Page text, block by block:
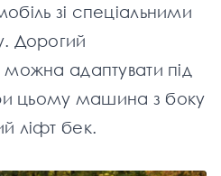
зі спеціальними
Дорогий
адаптувати під
цьому машина з боку
ліфт бек.